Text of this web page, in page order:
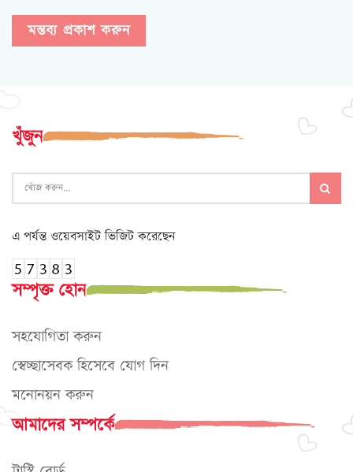
খুঁজুন
এ পর্যন্ত ওয়েবসাইট ভিজিট করেছেন
সম্পৃক্ত হোন
সহযোগিতা করুন
স্বেচ্ছাসেবক হিসেবে যোগ দিন
মনোনয়ন করুন
আমাদের সম্পর্কে